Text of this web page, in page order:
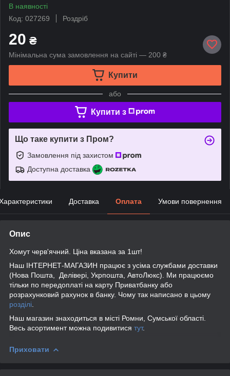
В наявності
Код: 027269
Роздріб
20 ₴
Мінімальна сума замовлення на сайті — 200 ₴
Купити
або
Купити з
Що таке купити з Пром?
Замовлення під захистом
Доступна доставка
Доставка Оплата Умови повернення
Опис
Хомут черв'ячний. Ціна вказана за 1шт!
Наш ІНТЕРНЕТ-МАГАЗИН працює з усіма службами доставки
(Нова Пошта, Делівері, Укрпошта, АвтоЛюкс). Ми працюємо
тільки по передоплаті на карту Приватбанку або
розрахунковий рахунок в банку. Чому так написано в цьому
розділі
Наш магазин знаходиться в місті Ромни, Сумської області.
Весь асортимент можна подивитися тут.
Приховати